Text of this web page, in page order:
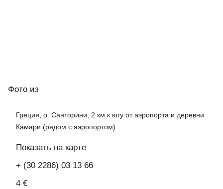
Фото из
Греция, о. Санторини, 2 км к югу от аэропорта и деревни
Камари (рядом с аэропортом)
Показать на карте
+ (30 2286) 03 13 66
4 €